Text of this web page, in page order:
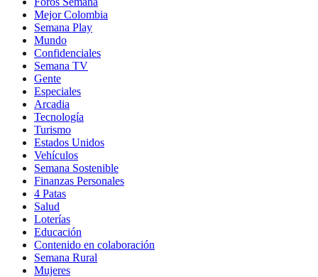
Mejor Colombia
Semana Play
Mundo
Confidenciales
Semana TV
Gente
Especiales
Arcadia
Tecnología
Turismo
Estados Unidos
Vehículos
Semana Sostenible
Finanzas Personales
4 Patas
Salud
Loterías
Educación
Contenido en colaboración
Semana Rural
Mujeres